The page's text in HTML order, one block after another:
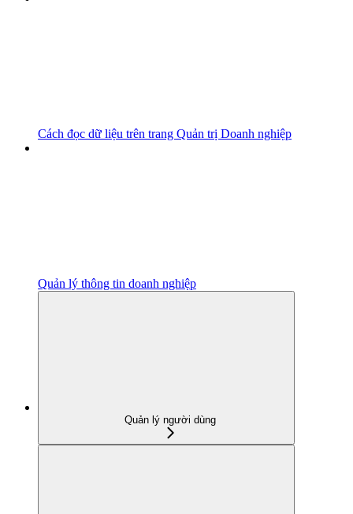
Cách đọc dữ liệu trên trang Quản trị Doanh nghiệp
Quản lý thông tin doanh nghiệp
Quản lý người dùng